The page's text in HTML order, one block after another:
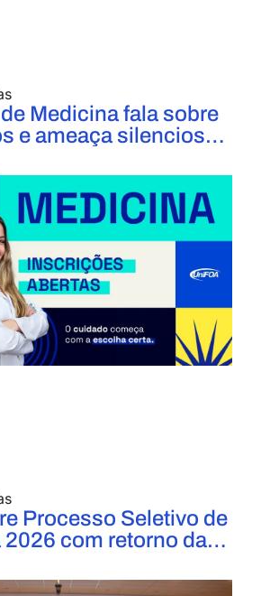
Medicina fala sobre
e ameaça silenciosa
Processo Seletivo de
2026 com retorno da